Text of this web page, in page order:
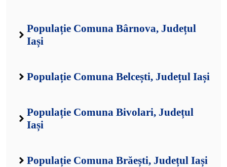
Populație Comuna Bârnova, Județul
Iași
Populație Comuna Belcești, Județul Iași
Populație Comuna Bivolari, Județul
Iași
Populație Comuna Brăești, Județul Iași